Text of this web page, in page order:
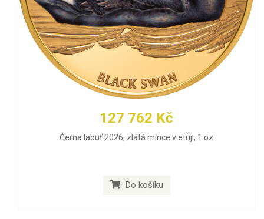
127 762 Kč
Černá labuť 2026, zlatá mince v etuji, 1 oz
Do košíku